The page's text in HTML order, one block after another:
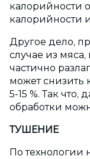
калорийности
калорийности
Другое дело,
случае из
частично
может снизить
5-15 %. Так
обработки
ТУШЕНИЕ
По технологии